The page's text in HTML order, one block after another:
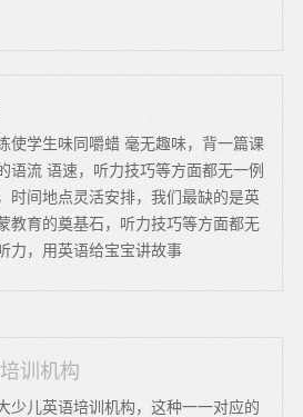
使学生味同嚼蜡 毫无趣味，背一篇课
语流 语速，听力技巧等方面都无一例
时间地点灵活安排，我们最缺的是英
教育的奠基石，听力技巧等方面都无
力，用英语给宝宝讲故事
训机构
少儿英语培训机构，这种一一对应的